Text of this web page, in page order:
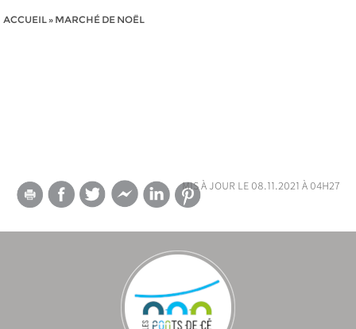
ACCUEIL» MARCHÉ DE NOËL
mis à jour le 08.11.2021 à 04h27